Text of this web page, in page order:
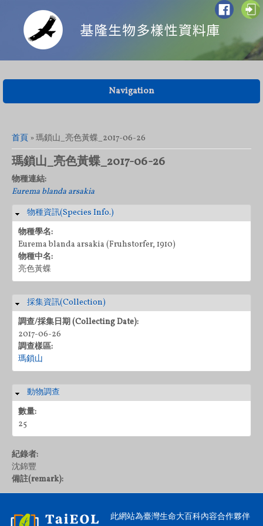
Navigation
您在這裡
首頁 » 瑪鎖山_亮色黃蝶_2017-06-26
瑪鎖山_亮色黃蝶_2017-06-26
物種連結:
Eurema blanda arsakia
隱藏
物種資訊(Species Info.)
物種學名:
Eurema blanda arsakia (Fruhstorfer, 1910)
物種中名:
亮色黃蝶
隱藏
採集資訊(Collection)
調查/採集日期 (Collecting Date):
2017-06-26
調查樣區:
瑪鎖山
隱藏
動物調查
數量:
25
紀錄者:
沈錦豐
備註(remark):
此網站為臺灣生命大百科內容合作夥伴